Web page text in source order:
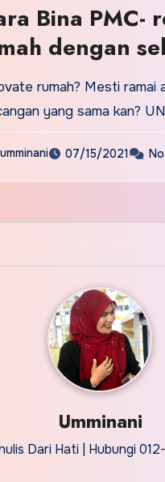
Bina PMC-
dengan
pun
selesa.
rumah? Mesti ramai
yang sama kan?
umminani 07/15/2021
Umminani
Dari Hati | Hubungi